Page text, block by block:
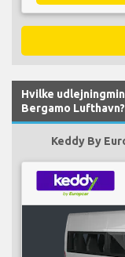
Hvilke
Bergamo Lufthavn?
Keddy By